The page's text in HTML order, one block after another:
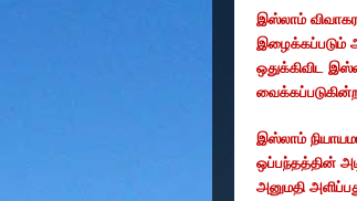
இஸ்லாம்
இழைக்கப்படும்
ஒதுக்கிவிட
இஸ்லாம்
ஒப்பந்தத்தின்
அனுமதி